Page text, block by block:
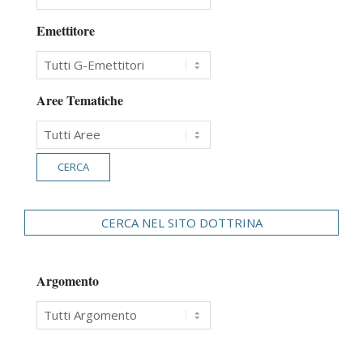
Emettitore
Aree Tematiche
CERCA NEL SITO DOTTRINA
Argomento